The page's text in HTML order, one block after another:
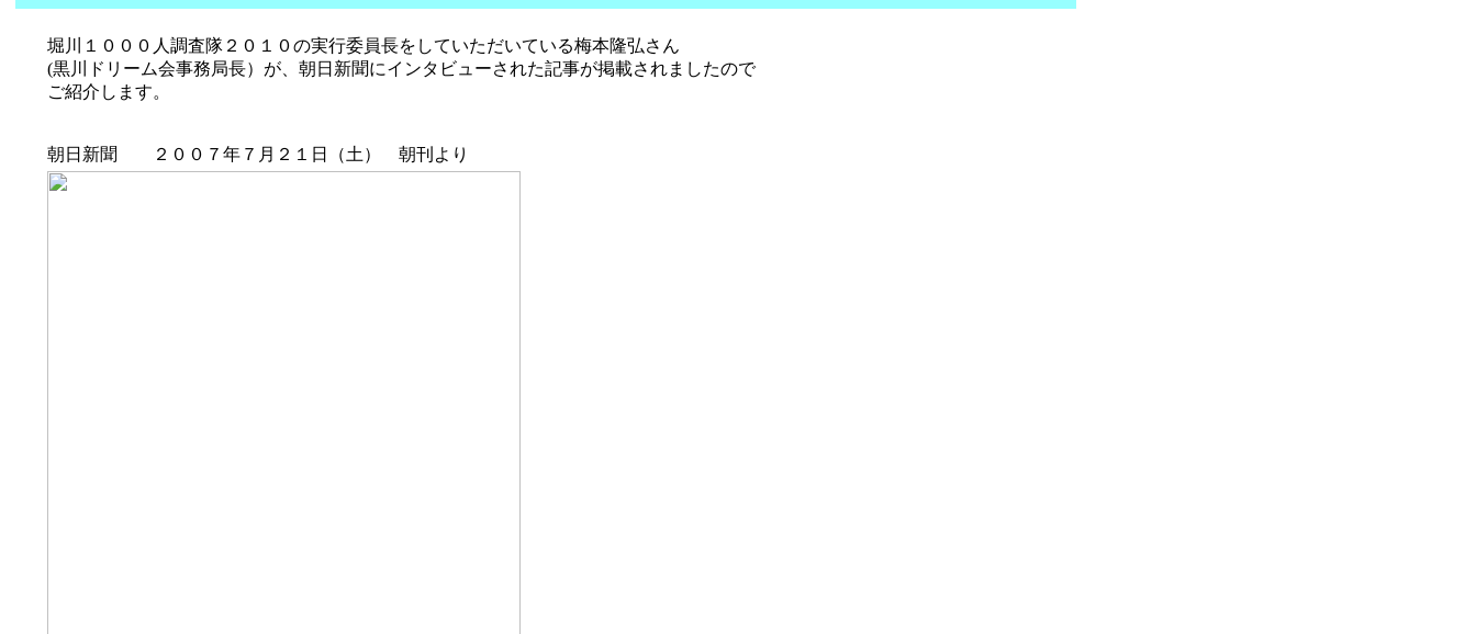
堀川１０００人調査隊２０１０の実行委員長をしていただいている梅本隆弘さん
(黒川ドリーム会事務局長）が、朝日新聞にインタビューされた記事が掲載されましたので
ご紹介します。
朝日新聞 ２００７年７月２１日（土） 朝刊より